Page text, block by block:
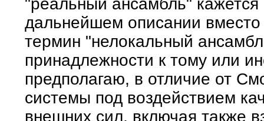
"реальный ансамбль"
дальнейшем описании вместо
термин "нелокальный
принадлежности к тому или
предполагаю, в отличие от
системы под воздействием
внешних сил, включая также